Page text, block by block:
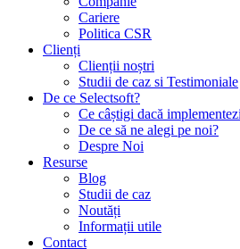
Cariere
Politica CSR
Clienți
Clienții noștri
Studii de caz si Testimoniale
De ce Selectsoft?
Ce câștigi dacă
De ce să ne alegi pe noi?
Despre Noi
Resurse
Blog
Studii de caz
Noutăți
Informații utile
Contact